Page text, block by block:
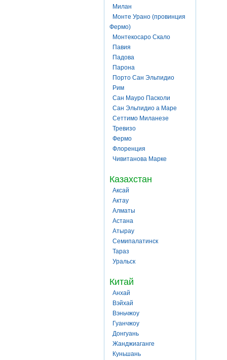
Милан
Монте Урано (провинция
Фермо)
Монтекосаро Скало
Павия
Падова
Парона
Порто Сан Эльпидио
Рим
Сан Мауро Пасколи
Сан Эльпидио а Маре
Сеттимо Миланезе
Тревизо
Фермо
Флоренция
Чивитанова Марке
Казахстан
Аксай
Актау
Алматы
Астана
Атырау
Семипалатинск
Тараз
Уральск
Китай
Анхай
Вэйхай
Вэньчжоу
Гуанчжоу
Донгуань
Жанджиаганге
Куньшань